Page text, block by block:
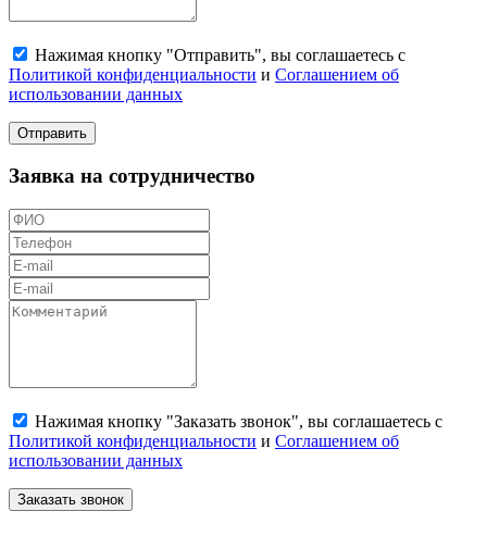
Нажимая кнопку "Отправить", вы соглашаетесь с
Политикой конфиденциальности и Соглашением об
использовании данных
Отправить
Заявка на сотрудничество
Нажимая кнопку "Заказать звонок", вы соглашаетесь с
Политикой конфиденциальности и Соглашением об
использовании данных
Заказать звонок